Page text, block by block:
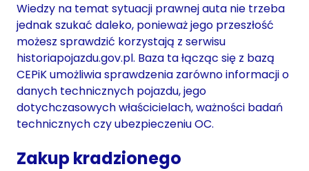
Wiedzy na temat sytuacji prawnej auta nie trzeba
jednak szukać daleko, ponieważ jego przeszłość
możesz sprawdzić korzystają z serwisu
historiapojazdu.gov.pl. Baza ta łącząc się z bazą
CEPiK umożliwia sprawdzenia zarówno informacji o
danych technicznych pojazdu, jego
dotychczasowych właścicielach, ważności badań
technicznych czy ubezpieczeniu OC.
Zakup kradzionego